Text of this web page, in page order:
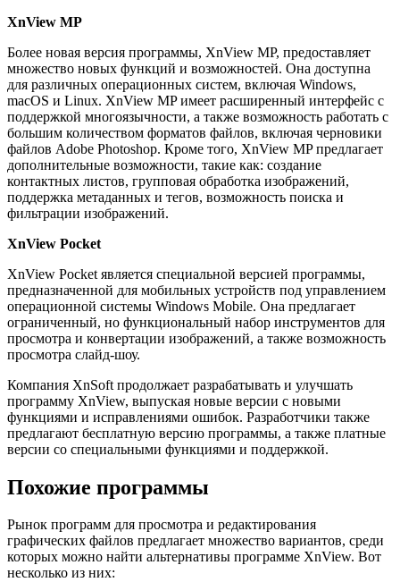
XnView MP
Более новая версия программы, XnView MP, предоставляет
множество новых функций и возможностей. Она доступна
для различных операционных систем, включая Windows,
macOS и Linux. XnView MP имеет расширенный интерфейс с
поддержкой многоязычности, а также возможность работать с
большим количеством форматов файлов, включая черновики
файлов Adobe Photoshop. Кроме того, XnView MP предлагает
дополнительные возможности, такие как: создание
контактных листов, групповая обработка изображений,
поддержка метаданных и тегов, возможность поиска и
фильтрации изображений.
XnView Pocket
XnView Pocket является специальной версией программы,
предназначенной для мобильных устройств под управлением
операционной системы Windows Mobile. Она предлагает
ограниченный, но функциональный набор инструментов для
просмотра и конвертации изображений, а также возможность
просмотра слайд-шоу.
Компания XnSoft продолжает разрабатывать и улучшать
программу XnView, выпуская новые версии с новыми
функциями и исправлениями ошибок. Разработчики также
предлагают бесплатную версию программы, а также платные
версии со специальными функциями и поддержкой.
Похожие программы
Рынок программ для просмотра и редактирования
графических файлов предлагает множество вариантов, среди
которых можно найти альтернативы программе XnView. Вот
несколько из них: